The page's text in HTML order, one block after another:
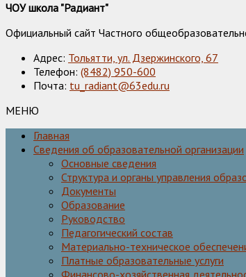
ЧОУ школа "Радиант"
Официальный сайт Частного
Адрес: Тольятти, ул. Дзержинского, 67
Телефон: (8482) 950-600
Почта: tu_radiant@63edu.ru
МЕНЮ
Главная
Сведения об образовательной организации
Основные сведения
Структура и органы управления
Документы
Образование
Руководство
Педагогический состав
Материально-техническое
Платные образовательные услуги
Финансово-хозяйственная